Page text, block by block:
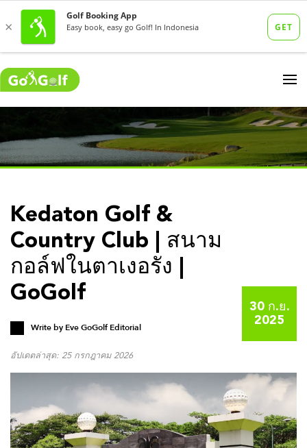
Kedaton Golf &
Country Club | สนาม
กอล์ฟในตาเงอรัง |
GoGolf
30 ก.ย.
2025
Write by Eve GoGolf Editorial
อัปเดตล่าสุด: 25 กรกฎาคม 2026